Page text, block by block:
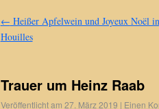
← Heißer Apfelwein und Joyeux Noël in
Houilles
Trauer um Heinz Raab
Veröffentlicht am 27. März 2019 | Einen